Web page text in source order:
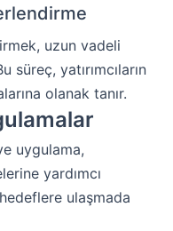
uzun vadeli
yatırımcıların
olanak tanır.
uygulama,
yardımcı
ulaşmada